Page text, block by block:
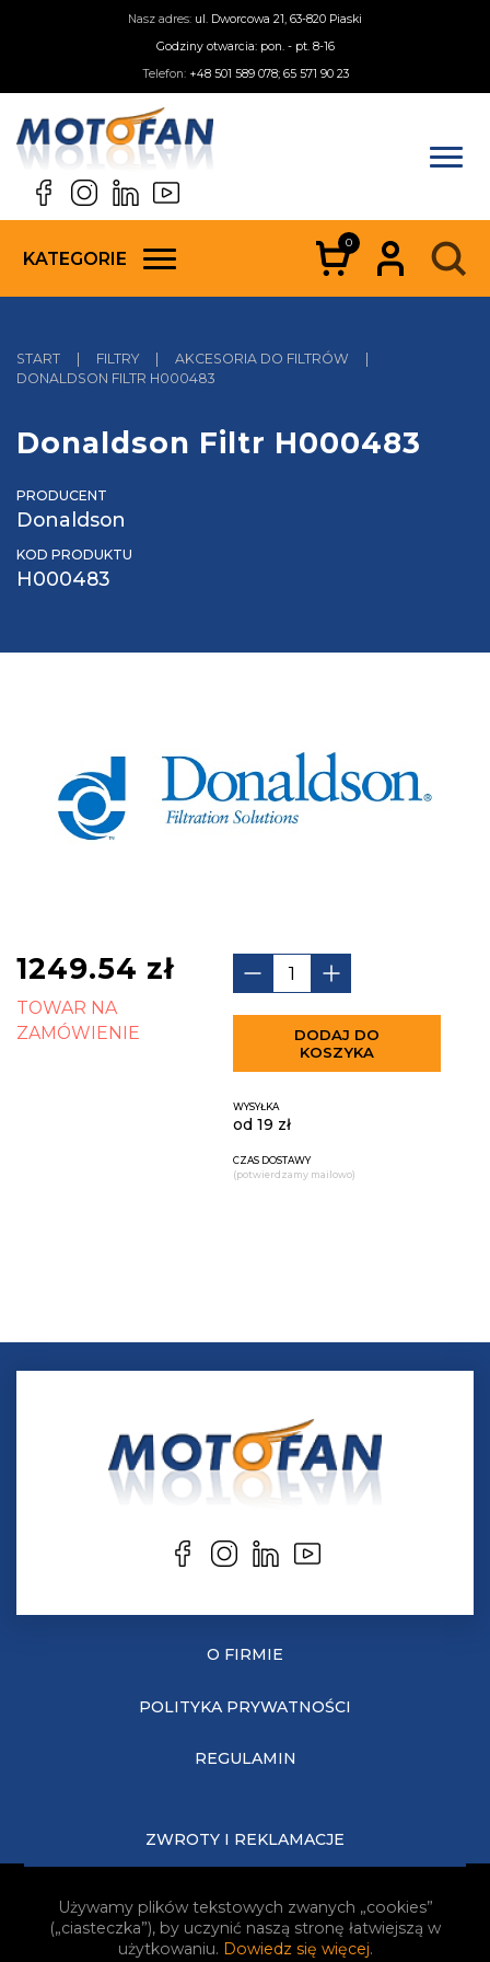
Nasz adres: ul. Dworcowa 21, 63-820 Piaski
Godziny otwarcia: pon. - pt. 8-16
Telefon: +48 501 589 078; 65 571 90 23
KATEGORIE
0
START | FILTRY | AKCESORIA DO FILTRÓW
|
DONALDSON FILTR H000483
Donaldson Filtr H000483
PRODUCENT
Donaldson
KOD PRODUKTU
H000483
1249.54 zł
TOWAR NA
ZAMÓWIENIE
DODAJ DO
KOSZYKA
WYSYŁKA
od 19 zł
CZAS DOSTAWY
(potwierdzamy mailowo)
O FIRMIE
POLITYKA PRYWATNOŚCI
REGULAMIN
ZWROTY I REKLAMACJE
JAK KUPOWAĆ?
Używamy plików tekstowych zwanych „cookies”
(„ciasteczka”), by uczynić naszą stronę łatwiejszą w
użytkowaniu. Dowiedz się więcej.